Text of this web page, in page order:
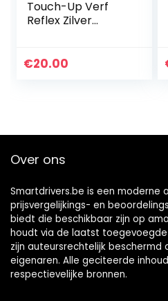
Touch-Up Verf
Reflex Zilver
€20.00
Over ons
Smartdrivers.be is een moderne
prijsvergelijkings- en
biedt die beschikbaar zijn op
houdt via de laatst
zijn auteursrechtelijk beschermd
eigenaren. Alle geciteerde
respectievelijke bronnen.